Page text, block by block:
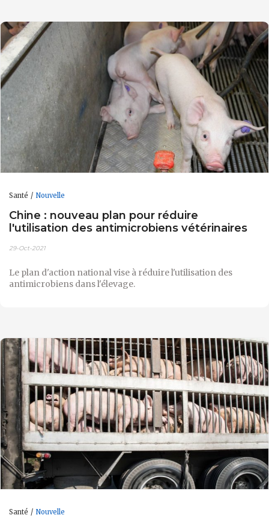
Santé Nouvelle
Chine : nouveau plan pour réduire
l'utilisation des antimicrobiens vétérinaires
29-Oct-2021
Le plan d'action national vise à réduire l'utilisation des
antimicrobiens dans l'élevage.
Santé Nouvelle